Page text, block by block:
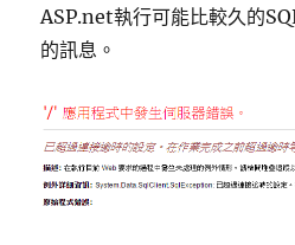
ASP.net執行可能比較久的
的訊息。